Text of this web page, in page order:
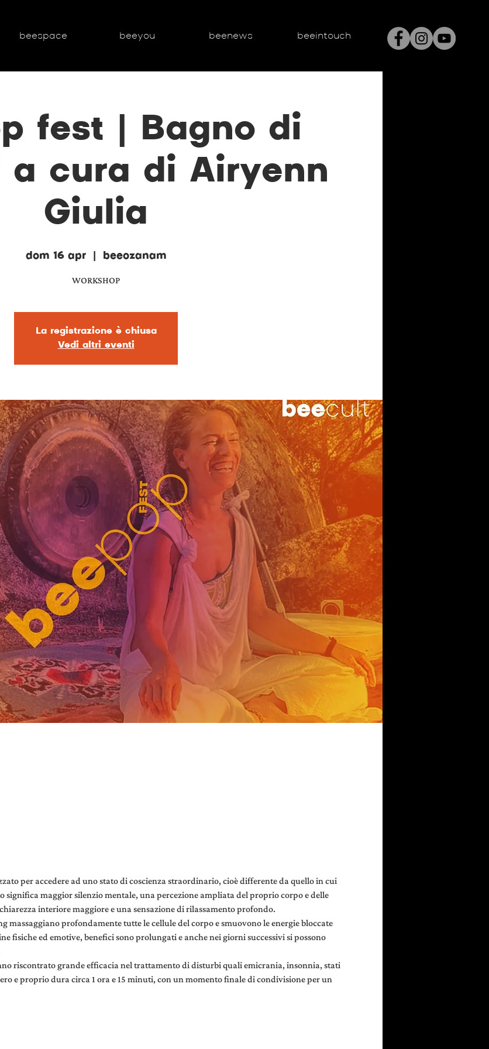
beespace beeyou beenews beeintouch
fest | Bagno di
a cura di Airyenn
Giulia
dom 16 apr
  |
beeozanam
WORKSHOP
La registrazione è chiusa
Vedi altri eventi
per accedere ad uno stato di coscienza straordinario, cioè differente da quello in cui
significa maggior silenzio mentale, una percezione ampliata del proprio corpo e delle
interiore maggiore e una sensazione di rilassamento profondo.
massaggiano profondamente tutte le cellule del corpo e smuovono le energie bloccate
fisiche ed emotive, benefici sono prolungati e anche nei giorni successivi si possono
riscontrato grande efficacia nel trattamento di disturbi quali emicrania, insonnia, stati
e proprio dura circa 1 ora e 15 minuti, con un momento finale di condivisione per un